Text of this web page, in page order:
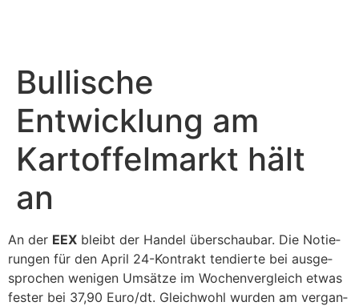
Bullische
Entwicklung am
Kartoffelmarkt hält
an
An der EEX bleibt der Handel über­schaubar. Die Notie­
rungen für den April 24-Kontrakt tendierte bei ausge­
spro­chen wenigen Umsätze im Wochen­ver­gleich etwas
fester bei 37,90 Euro/dt. Gleich­wohl wurden am vergan­